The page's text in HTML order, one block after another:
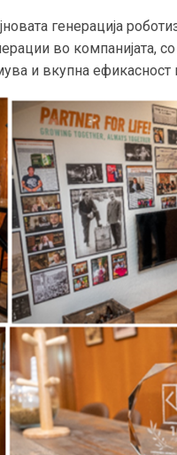
генерација
во компанијата,
и вкупна ефикасност